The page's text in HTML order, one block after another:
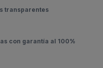
transparentes
con garantía al 100%